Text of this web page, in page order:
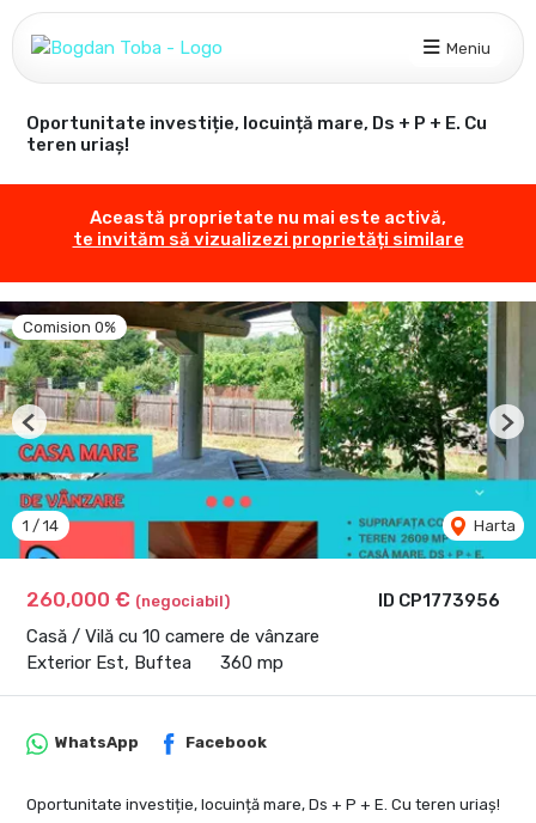
Meniu
Oportunitate investiție, locuință mare, Ds + P + E. Cu
teren uriaș!
Această proprietate nu mai este activă,
te invităm să vizualizezi proprietăți similare
ID CP1773956
260,000 € (negociabil)
Casă / Vilă cu 10 camere de vânzare
Exterior Est, Buftea
360 mp
Comision 0%
1 / 14 Harta
Previous
WhatsApp Facebook
Oportunitate investiție, locuință mare, Ds + P + E. Cu teren uriaș!